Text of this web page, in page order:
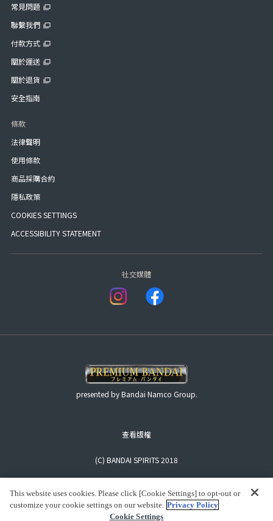
常見問題
聯繫我們
付款方式
關於運送
關於退貨
安全指南
條款
法律聲明
使用條款
商品採購合約
隱私政策
COOKIES SETTINGS
ACCESSIBILITY STATEMENT
社交媒體
presented by Bandai Namco Group.
查看版權
(C) BANDAI SPIRITS 2018
This website uses cookies. Please click [Cookie Settings] to opt-out or
customize your cookie settings on our website. Privacy Policy
Cookie Settings